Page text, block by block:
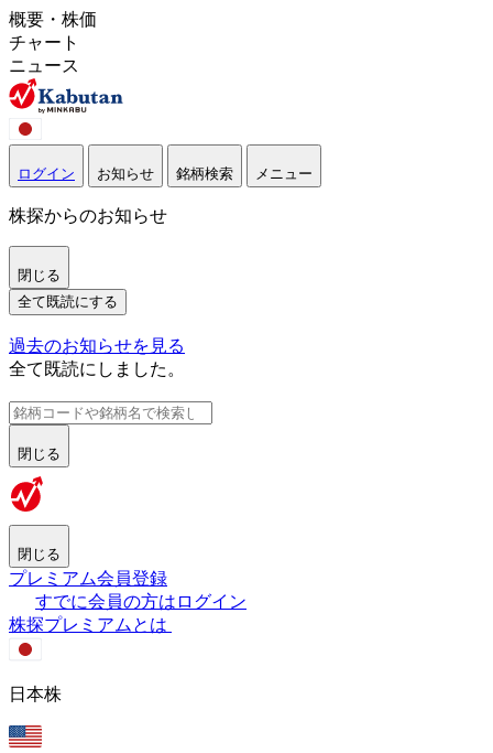
概要・株価
チャート
ニュース
ログイン お知らせ 銘柄検索 メニュー
株探からのお知らせ
閉じる
全て既読にする
過去のお知らせを見る
全て既読にしました。
閉じる
閉じる
プレミアム会員登録
すでに会員の方はログイン
株探プレミアムとは
日本株